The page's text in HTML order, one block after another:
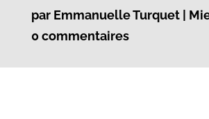
par Emmanuelle Turquet|
0 commentaires